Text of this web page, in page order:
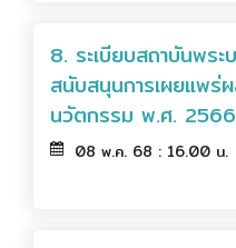
8. ระเบียบสถาบันพร
สนับสนุนการเผยแพร่
นวัตกรรม พ.ศ. 2566
08 พ.ค. 68 : 16.00 น.